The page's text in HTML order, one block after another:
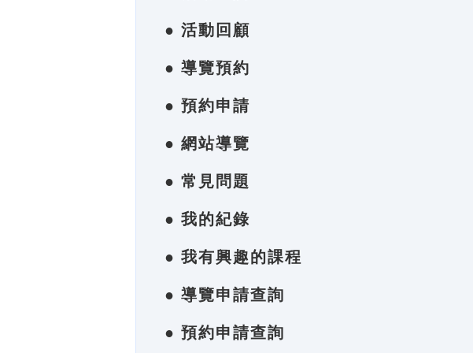
● 活動回顧
● 導覽預約
● 預約申請
● 網站導覽
● 常見問題
● 我的紀錄
● 我有興趣的課程
● 導覽申請查詢
● 預約申請查詢